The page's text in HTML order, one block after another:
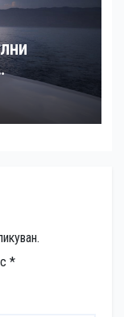
страни
*